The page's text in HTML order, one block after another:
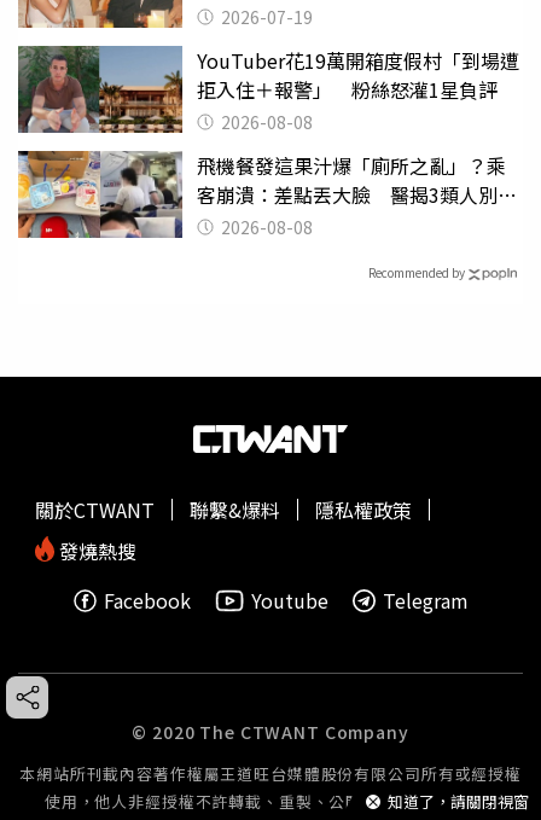
2026-07-19
YouTuber花19萬開箱度假村「到場遭
拒入住＋報警」 粉絲怒灌1星負評
2026-08-08
飛機餐發這果汁爆「廁所之亂」？乘
客崩潰：差點丟大臉 醫揭3類人別亂
喝 2026-08-08
Recommended by
知道了，請關閉視窗
關於CTWANT 聯繫&爆料
隱私權政策
發燒熱搜
Facebook
Youtube Telegram
© 2020 The CTWANT Company
本網站所刊載內容著作權屬王道旺台媒體股份有限公司所有或經授權
使用，他人非經授權不許轉載、重製、公開播送或公開傳輸。